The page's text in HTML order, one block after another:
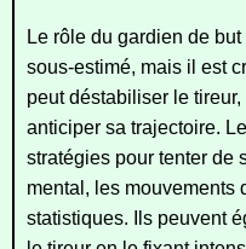
Le rôle du gardien de
sous-estimé, mais il est
peut déstabiliser le
anticiper sa trajectoire.
stratégies pour tenter de
mental, les mouvements
statistiques. Ils peuvent